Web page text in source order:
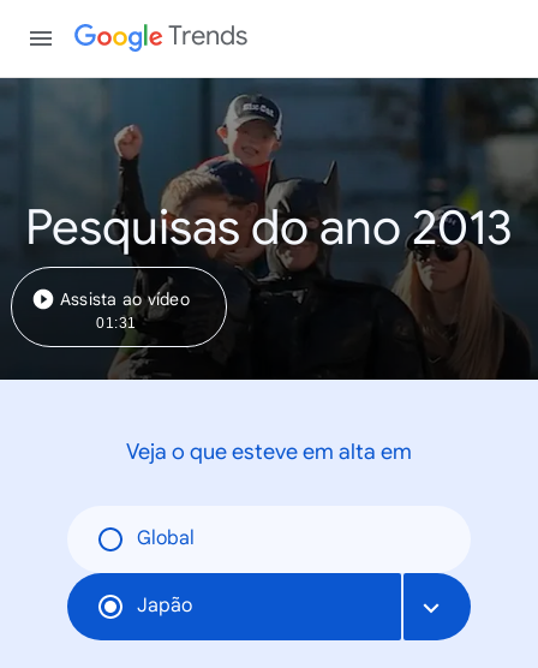
Trends
Pesquisas do ano 2013
Assista ao vídeo
01:31
Veja o que esteve em alta em
Global
Japão